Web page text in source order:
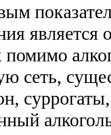
является
помимо
сеть,